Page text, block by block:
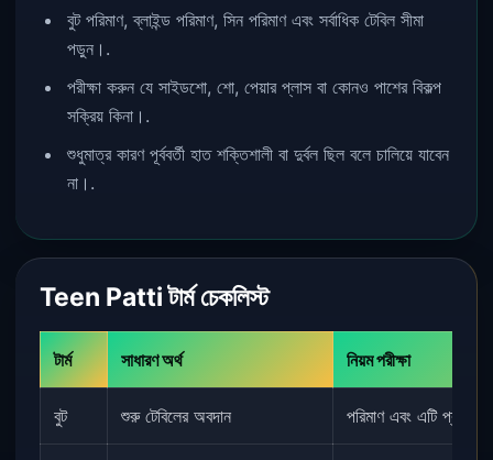
বুট পরিমাণ, ব্লাইন্ড পরিমাণ, সিন পরিমাণ এবং সর্বাধিক টেবিল সীমা
পড়ুন।.
পরীক্ষা করুন যে সাইডশো, শো, পেয়ার প্লাস বা কোনও পাশের বিকল্প
সক্রিয় কিনা।.
শুধুমাত্র কারণ পূর্ববর্তী হাত শক্তিশালী বা দুর্বল ছিল বলে চালিয়ে যাবেন
না।.
Teen Patti টার্ম চেকলিস্ট
টার্ম সাধারণ অর্থ নিয়ম পরীক্ষা
বুট শুরু টেবিলের অবদান পরিমাণ এবং এটি